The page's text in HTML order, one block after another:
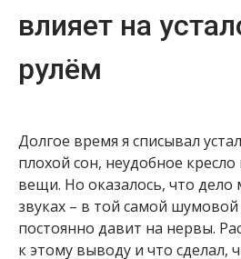
влияет на
рулём
Долгое время я списывал
плохой сон, неудобное
вещи. Но оказалось, что
звуках – в той самой
постоянно давит на нервы.
к этому выводу и что сделал,